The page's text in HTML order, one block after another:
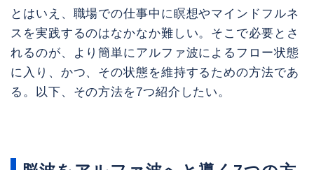
とはいえ、職場での仕事中に瞑想やマインドフルネ
スを実践するのはなかなか難しい。そこで必要とさ
れるのが、より簡単にアルファ波によるフロー状態
に入り、かつ、その状態を維持するための方法であ
る。以下、その方法を7つ紹介したい。